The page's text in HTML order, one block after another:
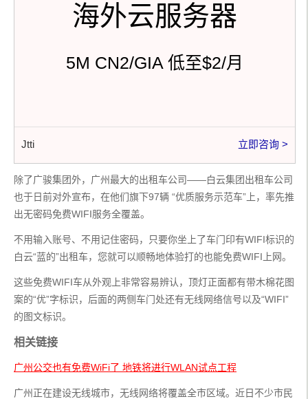
海外云服务器
5M CN2/GIA 低至$2/月
Jtti 立即咨询 >
除了广骏集团外，广州最大的出租车公司——白云集团出租车公司
也于日前对外宣布，在他们旗下97辆 “优质服务示范车”上，率先推
出无密码免费WIFI服务全覆盖。
不用输入账号、不用记住密码，只要你坐上了车门印有WIFI标识的
白云“蓝的”出租车，您就可以顺畅地体验打的也能免费WIFI上网。
这些免费WIFI车从外观上非常容易辨认，顶灯正面都有带木棉花图
案的“优”字标识，后面的两侧车门处还有无线网络信号以及“WIFI”
的图文标识。
相关链接
广州公交也有免费WiFi了 地铁将进行WLAN试点工程
广州正在建设无线城市，无线网络将覆盖全市区域。近日不少市民